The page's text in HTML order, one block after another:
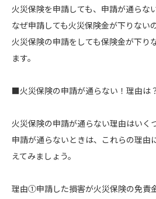
火災保険を申請しても、申請が通らな
なぜ申請しても火災保険金が下りない
火災保険の申請をしても保険金が下り
ます。
■火災保険の申請が通らない！理由は
火災保険の申請が通らない理由はいく
申請が通らないときは、これらの理由
えてみましょう。
理由①申請した損害が火災保険の免責